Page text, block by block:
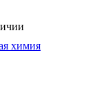
химия